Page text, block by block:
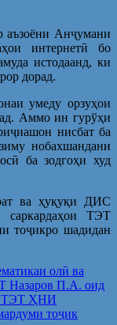
аъзоёни Анҷумани
интернетӣ бо
истодаанд, ки
дорад.
умеду орзуҳои
Аммо ин гурўҳи
нисбат ба
нобахшандани
ба зодгоҳи худ
ва ҳуқуқи ДИС
саркардаҳои ТЭТ
тоҷикро шадидан
олӣ ва
Назаров П.А. оид
ТЭТ ҲНИ
тоҷик